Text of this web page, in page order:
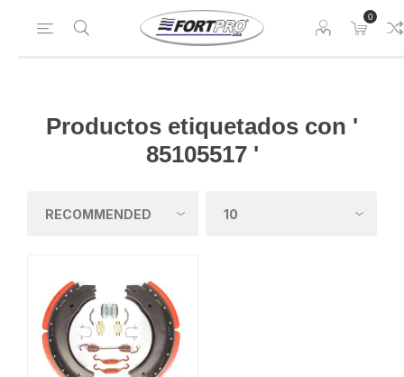
0
Productos etiquetados con '
85105517 '